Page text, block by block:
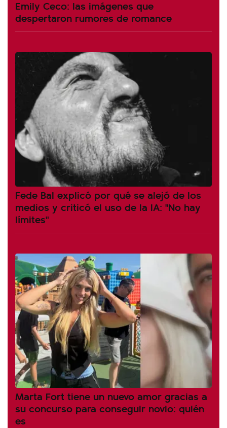
Emily Ceco: las imágenes que
despertaron rumores de romance
Fede Bal explicó por qué se alejó de los
medios y criticó el uso de la IA: "No hay
límites"
Marta Fort tiene un nuevo amor gracias a
su concurso para conseguir novio: quién
es